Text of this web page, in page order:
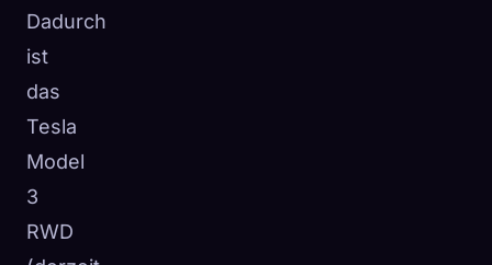
Dadurch
ist
das
Tesla
Model
3
RWD